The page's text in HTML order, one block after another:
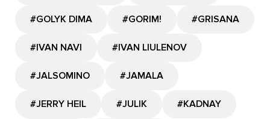
#GOLYK DIMA #GORIM! #GRISANA
#IVAN NAVI #IVAN LIULENOV
#JALSOMINO #JAMALA
#JERRY HEIL #JULIK #KADNAY